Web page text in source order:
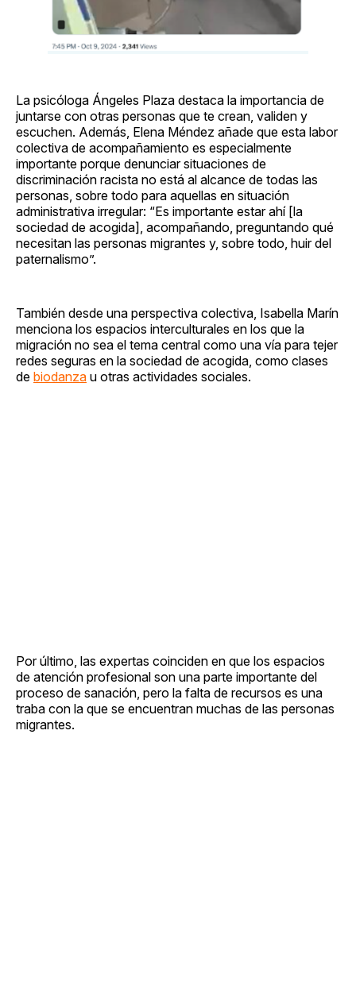
La psicóloga Ángeles Plaza destaca la importancia de
juntarse con otras personas que te crean, validen y
escuchen. Además, Elena Méndez añade que esta labor
colectiva de acompañamiento es especialmente
importante porque denunciar situaciones de
discriminación racista no está al alcance de todas las
personas, sobre todo para aquellas en situación
administrativa irregular: “Es importante estar ahí [la
sociedad de acogida], acompañando, preguntando qué
necesitan las personas migrantes y, sobre todo, huir del
paternalismo”.
También desde una perspectiva colectiva, Isabella Marín
menciona los espacios interculturales en los que la
migración no sea el tema central como una vía para tejer
redes seguras en la sociedad de acogida, como clases
de biodanza u otras actividades sociales.
Por último, las expertas coinciden en que los espacios
de atención profesional son una parte importante del
proceso de sanación, pero la falta de recursos es una
traba con la que se encuentran muchas de las personas
migrantes.